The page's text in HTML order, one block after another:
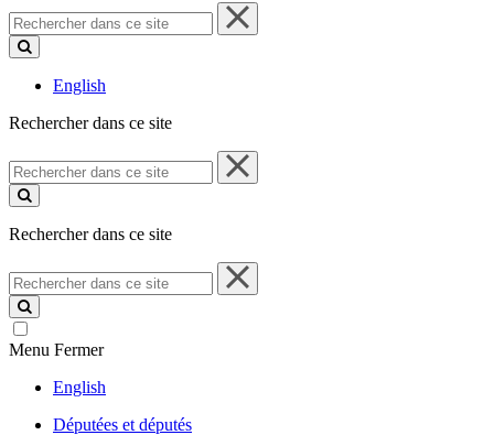
Rechercher
dans
ce
English
Rechercher dans ce site
Rechercher
dans
ce
Rechercher dans ce site
Rechercher
dans
ce
site
Menu Fermer
English
Députées et députés